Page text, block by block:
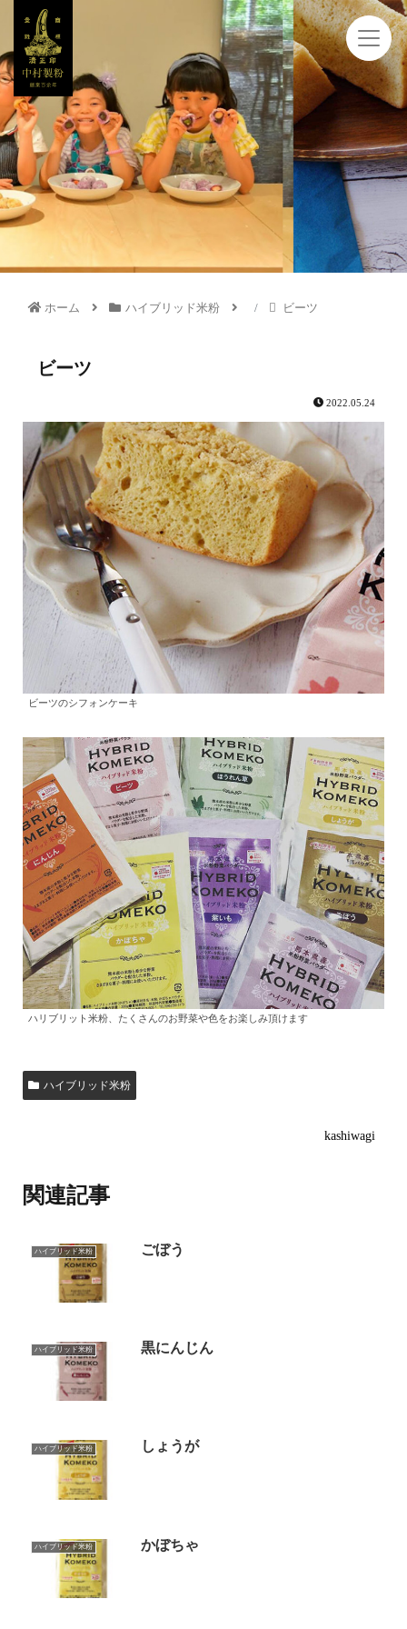
ホーム ハイブリッド米粉 ビーツ
ビーツ
2022.05.24
ビーツのシフォンケーキ
ハリブリット米粉、たくさんのお野菜や色をお楽しみ頂けます
ハイブリッド米粉
kashiwagi
関連記事
ハイブリッド米粉 ごぼう
ハイブリッド米粉 黒にんじん
ハイブリッド米粉 しょうが
ハイブリッド米粉 かぼちゃ